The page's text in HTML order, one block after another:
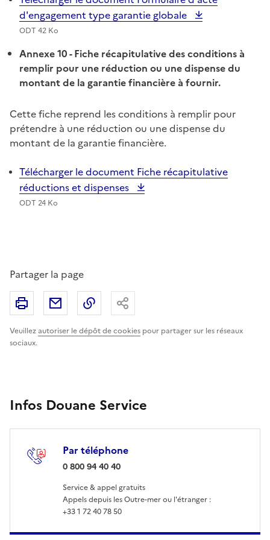
d'engagement type garantie globale
ODT 42 Ko
Annexe 10 - Fiche récapitulative des conditions à
remplir pour une réduction ou une dispense du
montant de la garantie financière à fournir.
Cette fiche reprend les conditions à remplir pour
prétendre à une réduction ou une dispense du
montant de la garantie financière.
Télécharger le document Fiche récapitulative
réductions et dispenses
ODT 24 Ko
Partager la page
Veuillezautoriser le dépôt de cookies pour partager sur les réseaux
sociaux.
Imprimer Partager par email
Copier le lien
Infos Douane Service
Par téléphone
: 0 800 94 40 40
0 800 94 40 40
Service & appel gratuits
Appels depuis les Outre-mer ou l'étranger :
+33 1 72 40 78 50